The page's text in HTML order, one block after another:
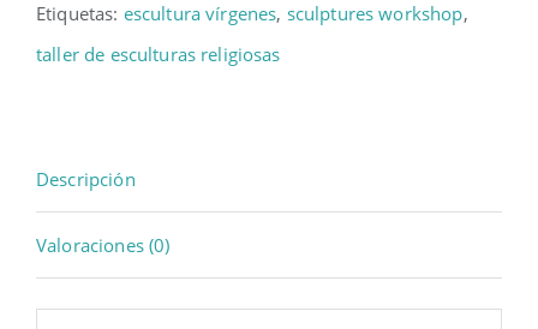
Etiquetas: escultura vírgenes, sculptures workshop,
taller de esculturas religiosas
Descripción
Valoraciones (0)